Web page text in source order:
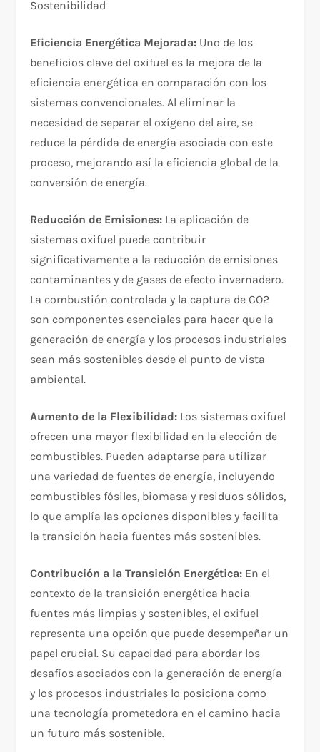
Sostenibilidad
Eficiencia Energética Mejorada: Uno de los
beneficios clave del oxifuel es la mejora de la
eficiencia energética en comparación con los
sistemas convencionales. Al eliminar la
necesidad de separar el oxígeno del aire, se
reduce la pérdida de energía asociada con este
proceso, mejorando así la eficiencia global de la
conversión de energía.
Reducción de Emisiones: La aplicación de
sistemas oxifuel puede contribuir
significativamente a la reducción de emisiones
contaminantes y de gases de efecto invernadero.
La combustión controlada y la captura de CO2
son componentes esenciales para hacer que la
generación de energía y los procesos industriales
sean más sostenibles desde el punto de vista
ambiental.
Aumento de la Flexibilidad: Los sistemas oxifuel
ofrecen una mayor flexibilidad en la elección de
combustibles. Pueden adaptarse para utilizar
una variedad de fuentes de energía, incluyendo
combustibles fósiles, biomasa y residuos sólidos,
lo que amplía las opciones disponibles y facilita
la transición hacia fuentes más sostenibles.
Contribución a la Transición Energética: En el
contexto de la transición energética hacia
fuentes más limpias y sostenibles, el oxifuel
representa una opción que puede desempeñar un
papel crucial. Su capacidad para abordar los
desafíos asociados con la generación de energía
y los procesos industriales lo posiciona como
una tecnología prometedora en el camino hacia
un futuro más sostenible.